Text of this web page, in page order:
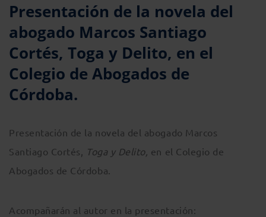
Presentación de la novela del
abogado Marcos Santiago
Cortés, Toga y Delito, en el
Colegio de Abogados de
Córdoba.
Presentación de la novela del abogado Marcos
Santiago Cortés, Toga y Delito, en el Colegio de
Abogados de Córdoba.
Acompañarán al autor en la presentación: